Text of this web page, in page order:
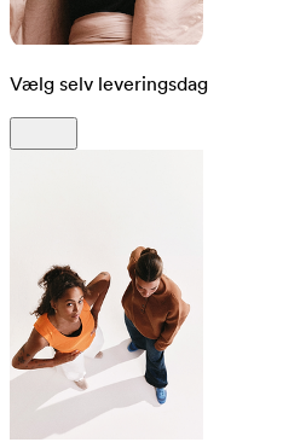
Vælg selv leveringsdag